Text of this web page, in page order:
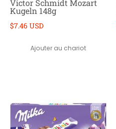
Victor Schmidt Mozart
Kugeln 148g
$7.46 USD
Ajouter au chariot